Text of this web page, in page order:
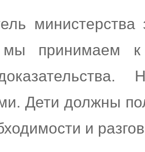
мы принимаем к
Дети должны
и